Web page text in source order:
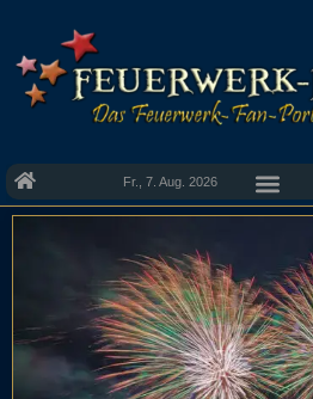
Fr., 7. Aug. 2026